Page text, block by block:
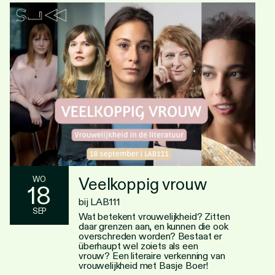
WO
18
SEP
Veelkoppig vrouw
bij LAB111
Wat betekent vrouwelijkheid? Zitten
daar grenzen aan, en kunnen die ook
overschreden worden? Bestaat er
überhaupt wel zoiets als een
vrouw? Een literaire verkenning van
vrouwelijkheid met Basje Boer!